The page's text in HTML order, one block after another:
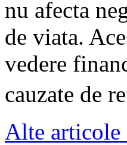
nu afecta
de viata.
vedere
cauzate de
Alte articole